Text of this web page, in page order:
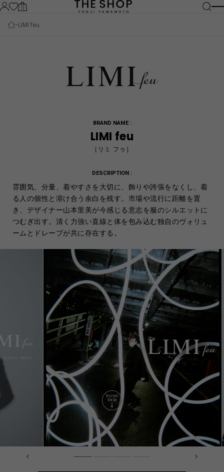
0
LIMI feu
BRAND NAME :
LIMI feu
［リミ フゥ］
DESCRIPTION :
雰囲気、分量、着やすさを大切に、飾りや誇張をなくし、着
る人の個性と溶け合う余白を残す。市場や流行に距離を置
き、デザイナー山本里美が今感じる意志を服のシルエットに
つむぎ出す。清く力強い直線と体を包み込む独自のヴォリュ
ームとドレープが共に存在する。